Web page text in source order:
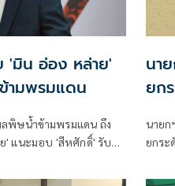
'มิน อ่อง หล่าย'
ามพรมแดน
พิษน้ำข้ามพรมแดน ถึง
แนะมอบ 'สีหศักดิ์' รับผิด
นา
ยก
นายก
ยกระ
ชิด